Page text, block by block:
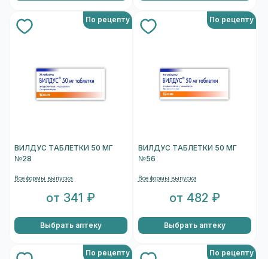
По рецепту
ВИЛДУС ТАБЛЕТКИ 50 МГ
№28
Все формы выпуска
от 341 ₽
Выбрать аптеку
По рецепту
ВИЛДУС ТАБЛЕТКИ 50 МГ
№56
Все формы выпуска
от 482 ₽
Выбрать аптеку
По рецепту По рецепту